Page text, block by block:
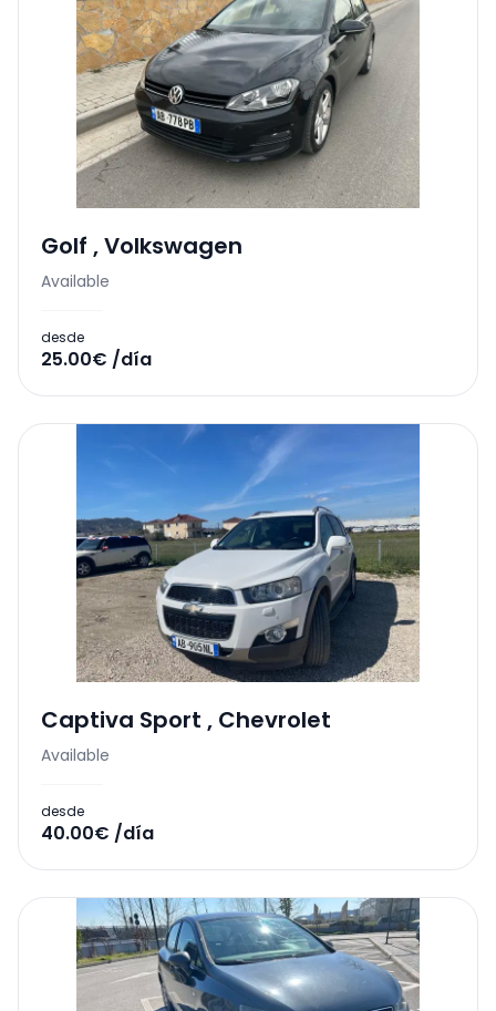
Golf ,Volkswagen
Available
desde
25.00€ /día
Captiva Sport , Chevrolet
Available
desde
40.00€ /día